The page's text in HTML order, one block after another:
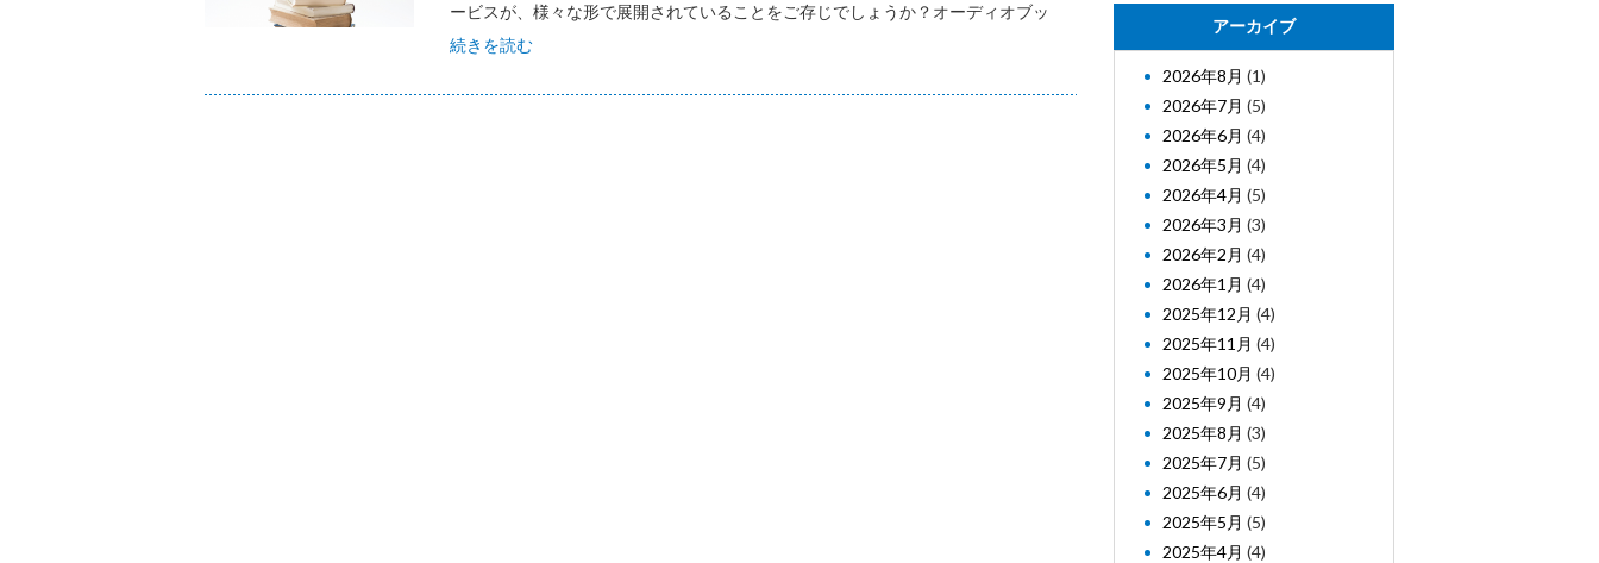
ービスが、様々な形で展開されていることをご存じでしょうか？オーディオブッ
続きを読む
アーカイブ
2026年8月 (1)
2026年7月 (5)
2026年6月 (4)
2026年5月 (4)
2026年4月 (5)
2026年3月 (3)
2026年2月 (4)
2026年1月 (4)
2025年12月 (4)
2025年11月 (4)
2025年10月 (4)
2025年9月 (4)
2025年8月 (3)
2025年7月 (5)
2025年6月 (4)
2025年5月 (5)
2025年4月 (4)